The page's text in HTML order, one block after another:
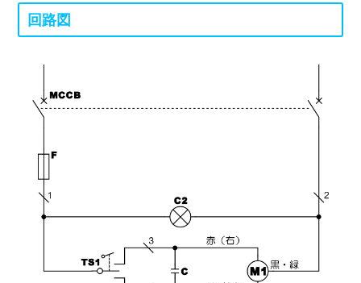
回路図